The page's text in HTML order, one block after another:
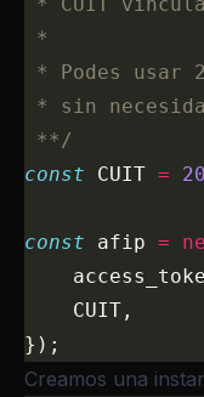
*
* Podes usar
* sin
**/
const CUIT =
const afip =
    CUIT,
});
Creamos una